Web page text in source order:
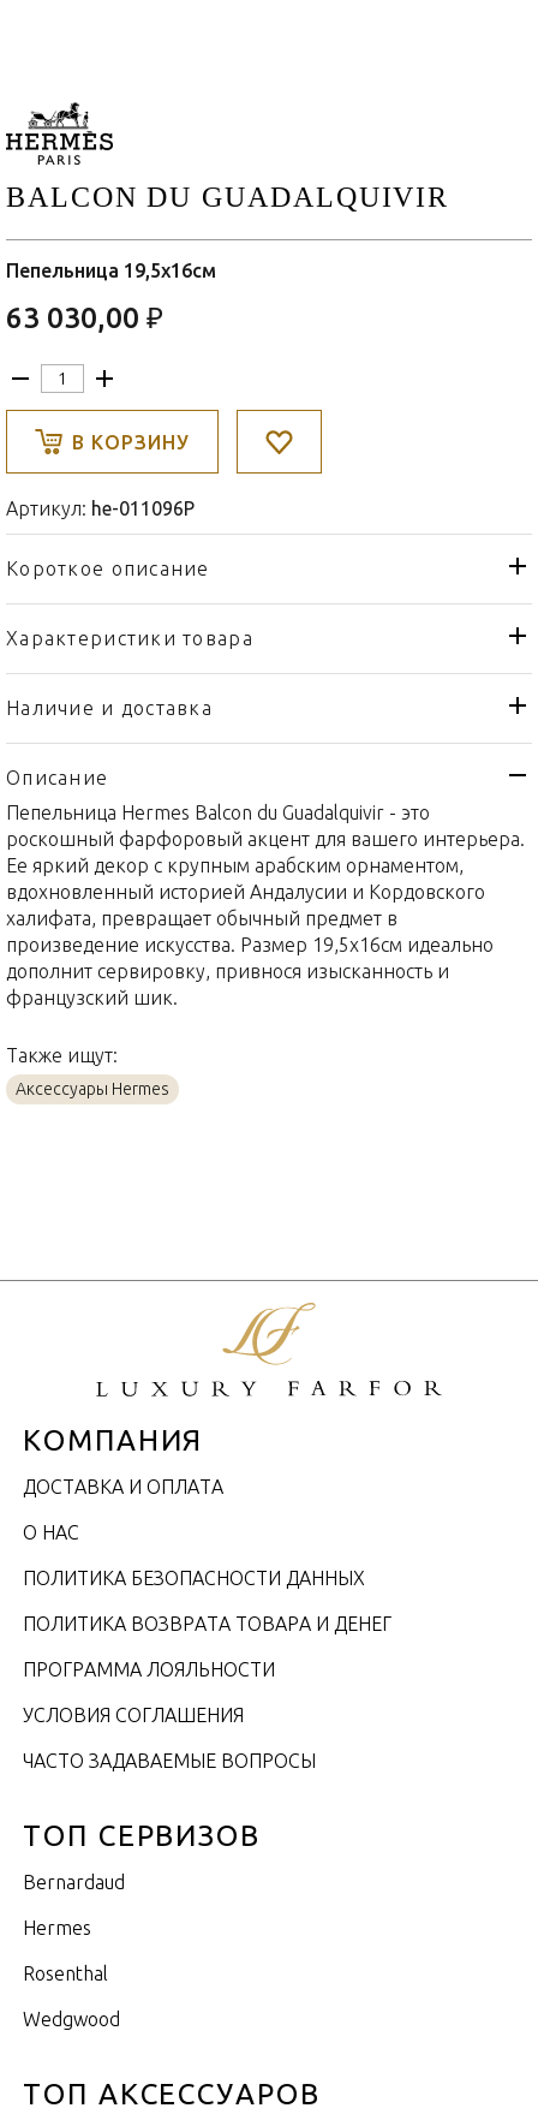
BALCON DU GUADALQUIVIR
Пепельница 19,5x16см
63 030,00 ₽
В КОРЗИНУ
Артикул: he-011096P
Короткое описание
Характеристики товара
Тип товара
Пепельница
Бренд
Коллекция
Balcon du Guadalquivir
Страна производителя
Материал
Фарфор
Объем / Размер
19,5 x 16см
Наличие и доставка
Описание
Пепельница Hermes Balcon du Guadalquivir - это
роскошный фарфоровый акцент для вашего интерьера.
Ее яркий декор с крупным арабским орнаментом,
вдохновленный историей Андалусии и Кордовского
халифата, превращает обычный предмет в
произведение искусства. Размер 19,5x16см идеально
дополнит сервировку, привнося изысканность и
французский шик.
Также ищут:
Аксессуары Hermes
КОМПАНИЯ
ДОСТАВКА И ОПЛАТА
О НАС
ПОЛИТИКА БЕЗОПАСНОСТИ ДАННЫХ
ПОЛИТИКА ВОЗВРАТА ТОВАРА И ДЕНЕГ
ПРОГРАММА ЛОЯЛЬНОСТИ
УСЛОВИЯ СОГЛАШЕНИЯ
ЧАСТО ЗАДАВАЕМЫЕ ВОПРОСЫ
ТОП СЕРВИЗОВ
Bernardaud
Hermes
Rosenthal
Wedgwood
ТОП АКСЕССУАРОВ